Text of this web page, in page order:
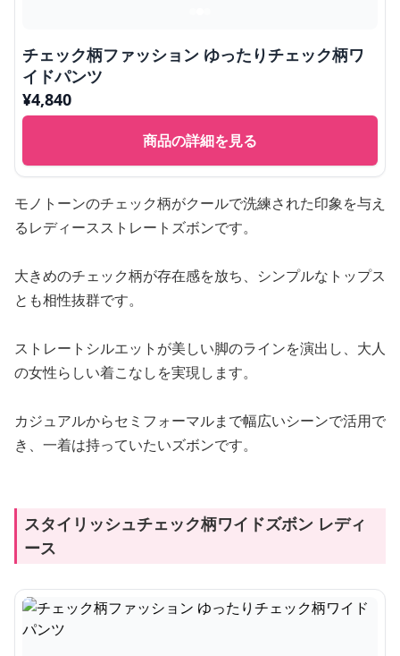
チェック柄ファッション ゆったりチェック柄ワ
イドパンツ
¥4,840
商品の詳細を見る
モノトーンのチェック柄がクールで洗練された印象を与え
るレディースストレートズボンです。
大きめのチェック柄が存在感を放ち、シンプルなトップス
とも相性抜群です。
ストレートシルエットが美しい脚のラインを演出し、大人
の女性らしい着こなしを実現します。
カジュアルからセミフォーマルまで幅広いシーンで活用で
き、一着は持っていたいズボンです。
スタイリッシュチェック柄ワイドズボン レディ
ース